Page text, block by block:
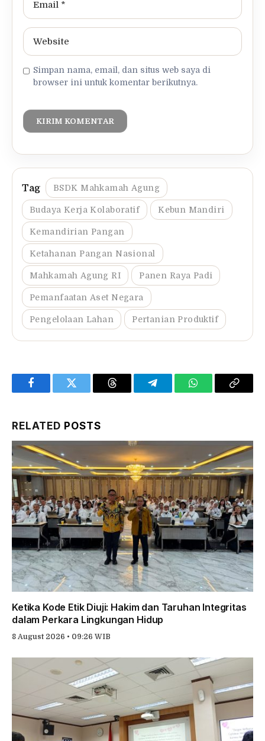
Simpan nama, email, dan situs web saya di
browser ini untuk komentar berikutnya.
BSDK Mahkamah Agung
Budaya Kerja Kolaboratif Kebun Mandiri
Kemandirian Pangan
Ketahanan Pangan Nasional
Mahkamah Agung RI Panen Raya Padi
Pemanfaatan Aset Negara
Pengelolaan Lahan Pertanian Produktif
FacebookTwitter Threads TelegramWhatsAppCopy
RELATED POSTS
Ketika Kode Etik Diuji: Hakim dan Taruhan Integritas
dalam Perkara Lingkungan Hidup
8 August 2026 • 09:26 WIB